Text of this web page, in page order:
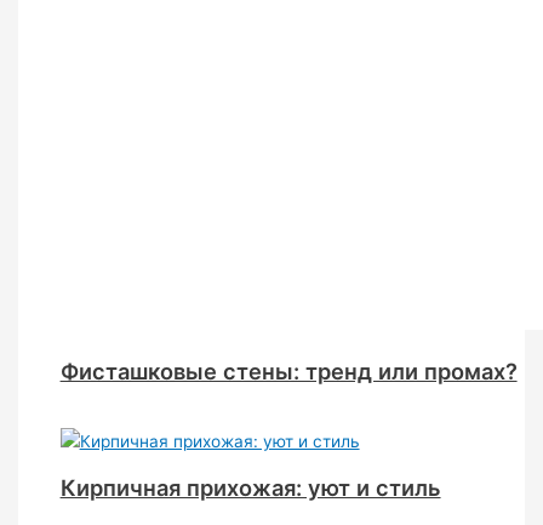
Фисташковые стены: тренд или промах?
Кирпичная прихожая: уют и стиль